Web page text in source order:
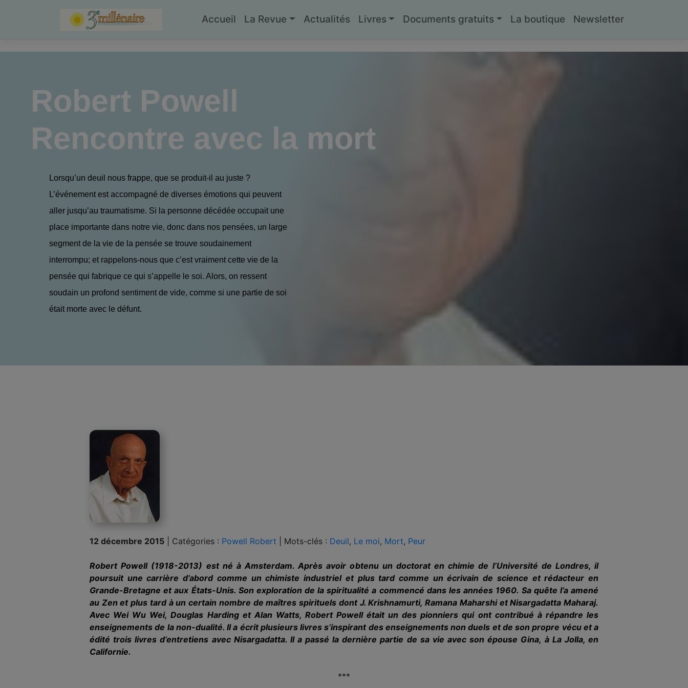
Accueil La Revue Actualités Livres Documents gratuits La boutique Newsletter
Robert Powell
Rencontre avec la mort
Lorsqu’un deuil nous frappe, que se produit-il au juste ?
L’événement est accompagné de diverses émotions qui peuvent
aller jusqu’au traumatisme. Si la personne décédée occupait une
place importante dans notre vie, donc dans nos pensées, un large
segment de la vie de la pensée se trouve soudainement
interrompu; et rappelons-nous que c’est vraiment cette vie de la
pensée qui fabrique ce qui s’appelle le soi. Alors, on ressent
soudain un profond sentiment de vide, comme si une partie de soi
était morte avec le défunt.
12 décembre 2015 Catégories : Powell Robert Mots-clés : Deuil, Le moi, Mort, Peur
Robert Powell (1918-2013) est né à Amsterdam. Après avoir obtenu un doctorat en chimie de l’Université de Londres, il
poursuit une carrière d’abord comme un chimiste industriel et plus tard comme un écrivain de science et rédacteur en
Grande-Bretagne et aux États-Unis. Son exploration de la spiritualité a commencé dans les années 1960. Sa quête l’a amené
au Zen et plus tard à un certain nombre de maîtres spirituels dont J. Krishnamurti, Ramana Maharshi et Nisargadatta Maharaj.
Avec Wei Wu Wei, Douglas Harding et Alan Watts, Robert Powell était un des pionniers qui ont contribué à répandre les
enseignements de la non-dualité. Il a écrit plusieurs livres s’inspirant des enseignements non duels et de son propre vécu et a
édité trois livres d’entretiens avec Nisargadatta. Il a passé la dernière partie de sa vie avec son épouse Gina, à La Jolla, en
Californie.
***